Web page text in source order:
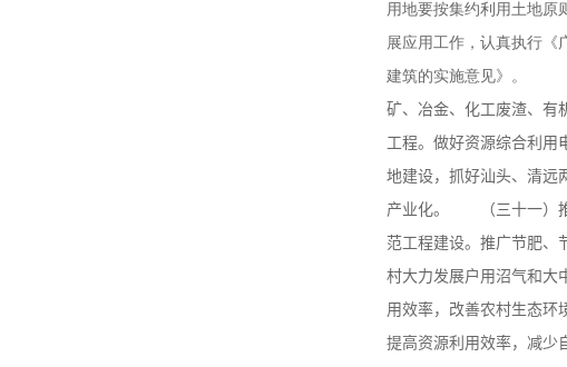
用地要按集约利用土地原
展应用工作，认真执行《
建筑的实施意见》。
矿、冶金、化工废渣、有
工程。做好资源综合利
地建设，抓好汕头、清远
产业化。 （三十一）推
范工程建设。推广节肥
村大力发展户用沼气和大
用效率，改善农村生态
提高资源利用效率，减少